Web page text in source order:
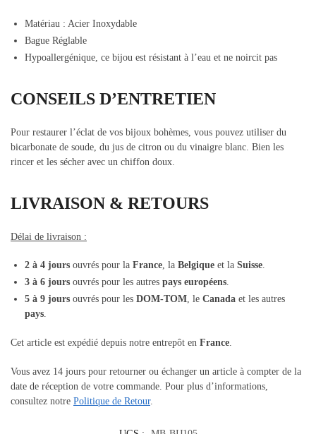
Matériau : Acier Inoxydable
Bague Réglable
Hypoallergénique, ce bijou est résistant à l’eau et ne noircit pas
CONSEILS D’ENTRETIEN
Pour restaurer l’éclat de vos bijoux bohèmes, vous pouvez utiliser du
bicarbonate de soude, du jus de citron ou du vinaigre blanc. Bien les
rincer et les sécher avec un chiffon doux.
LIVRAISON & RETOURS
Délai de livraison :
2 à 4 jours ouvrés pour la France, la Belgique et la Suisse.
3 à 6 jours ouvrés pour les autres pays européens.
5 à 9 jours ouvrés pour les DOM-TOM, le Canada et les autres
pays.
Cet article est expédié depuis notre entrepôt en France.
Vous avez 14 jours pour retourner ou échanger un article à compter de la
date de réception de votre commande. Pour plus d’informations,
consultez notre Politique de Retour.